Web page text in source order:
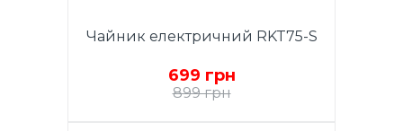
закипанні, поворотна база
перегріву, шкала рівня води,
корпус з нержавіючої сталі 304,
Чайник електричний RKT75-S
699 грн
899 грн